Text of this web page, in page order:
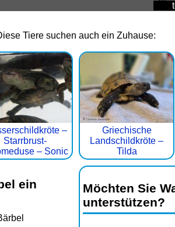
Tiere suchen auch ein Zuhause:
–
Starrbrust-
– Sonic
Griechische
Landschildkröte –
Tilda
ein
Möchten Sie
unterstützen?